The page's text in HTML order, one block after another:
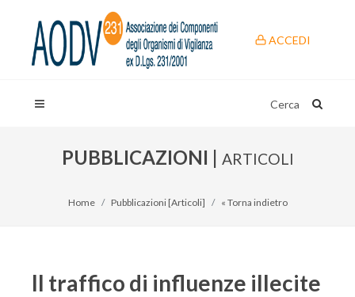
ACCEDI
Cerca
PUBBLICAZIONI | ARTICOLI
Home Pubblicazioni [Articoli] « Torna indietro
Il traffico di influenze illecite